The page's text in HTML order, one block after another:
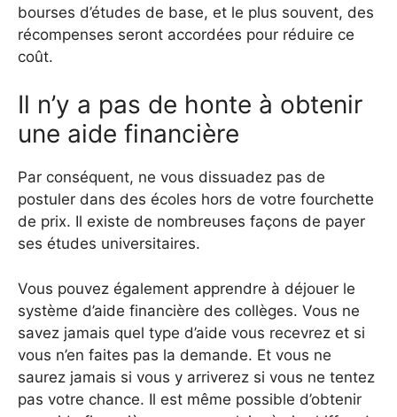
bourses d’études de base, et le plus souvent, des
récompenses seront accordées pour réduire ce
coût.
Il n’y a pas de honte à obtenir
une aide financière
Par conséquent, ne vous dissuadez pas de
postuler dans des écoles hors de votre fourchette
de prix. Il existe de nombreuses façons de payer
ses études universitaires.
Vous pouvez également apprendre à déjouer le
système d’aide financière des collèges. Vous ne
savez jamais quel type d’aide vous recevrez et si
vous n’en faites pas la demande. Et vous ne
saurez jamais si vous y arriverez si vous ne tentez
pas votre chance. Il est même possible d’obtenir